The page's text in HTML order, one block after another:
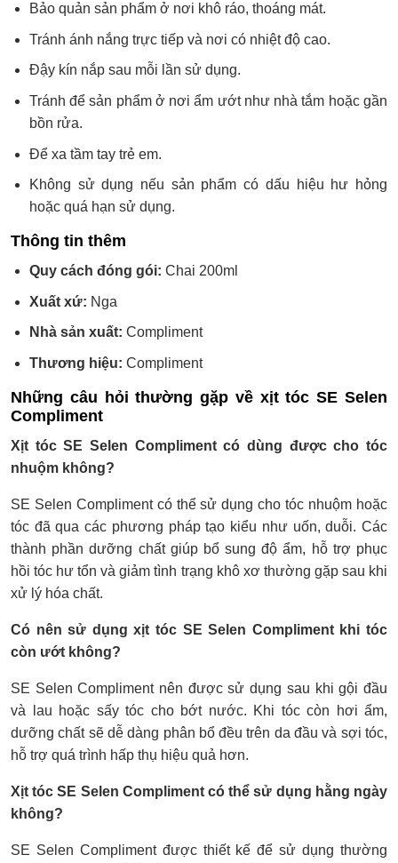
Bảo quản sản phẩm ở nơi khô ráo, thoáng mát.
Tránh ánh nắng trực tiếp và nơi có nhiệt độ cao.
Đậy kín nắp sau mỗi lần sử dụng.
Tránh để sản phẩm ở nơi ẩm ướt như nhà tắm hoặc gần
bồn rửa.
Để xa tầm tay trẻ em.
Không sử dụng nếu sản phẩm có dấu hiệu hư hỏng
hoặc quá hạn sử dụng.
Thông tin thêm
Quy cách đóng gói: Chai 200ml
Xuất xứ: Nga
Nhà sản xuất: Compliment
Thương hiệu: Compliment
Những câu hỏi thường gặp về xịt tóc SE Selen
Compliment
Xịt tóc SE Selen Compliment có dùng được cho tóc
nhuộm không?
SE Selen Compliment có thể sử dụng cho tóc nhuộm hoặc
tóc đã qua các phương pháp tạo kiểu như uốn, duỗi. Các
thành phần dưỡng chất giúp bổ sung độ ẩm, hỗ trợ phục
hồi tóc hư tổn và giảm tình trạng khô xơ thường gặp sau khi
xử lý hóa chất.
Có nên sử dụng xịt tóc SE Selen Compliment khi tóc
còn ướt không?
SE Selen Compliment nên được sử dụng sau khi gội đầu
và lau hoặc sấy tóc cho bớt nước. Khi tóc còn hơi ẩm,
dưỡng chất sẽ dễ dàng phân bổ đều trên da đầu và sợi tóc,
hỗ trợ quá trình hấp thụ hiệu quả hơn.
Xịt tóc SE Selen Compliment có thể sử dụng hằng ngày
không?
SE Selen Compliment được thiết kế để sử dụng thường